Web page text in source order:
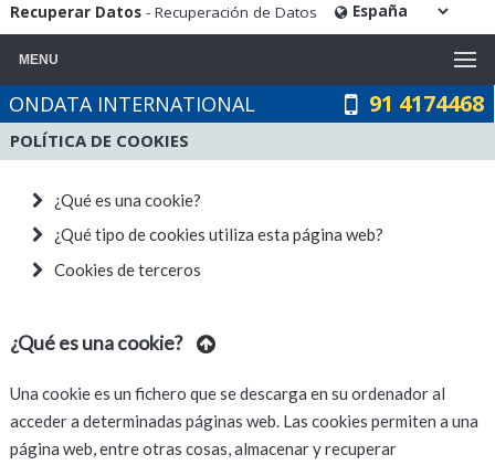
Recuperar Datos- Recuperación de Datos
MENU
ONDATA INTERNATIONAL 91 4174468
POLÍTICA DE COOKIES
¿Qué es una cookie?
¿Qué tipo de cookies utiliza esta página web?
Cookies de terceros
¿Qué es una cookie?
Una cookie es un fichero que se descarga en su ordenador al
acceder a determinadas páginas web. Las cookies permiten a una
página web, entre otras cosas, almacenar y recuperar